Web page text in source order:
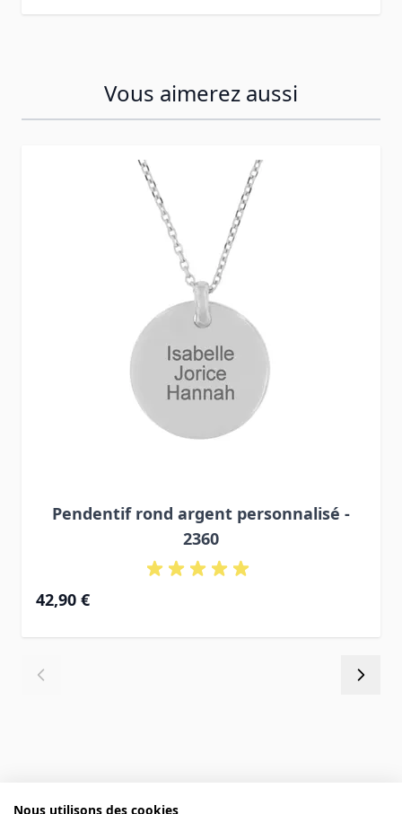
Vous aimerez aussi
Pendentif rond argent personnalisé -
2360
42,90 €
Nous utilisons des cookies